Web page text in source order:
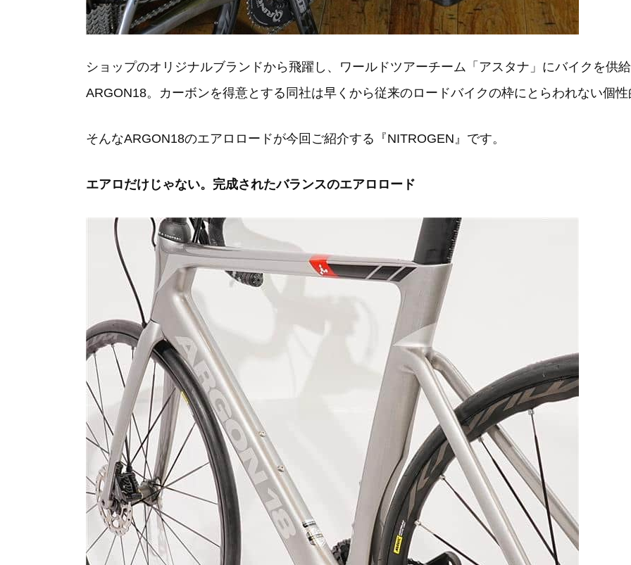
ショップのオリジナルブランドから飛躍し、ワールドツアーチーム「アスタナ」にバイクを供
ARGON18。カーボンを得意とする同社は早くから従来のロードバイクの枠にとらわれない個性
そんなARGON18のエアロロードが今回ご紹介する『NITROGEN』です。
エアロだけじゃない。完成されたバランスのエアロロード